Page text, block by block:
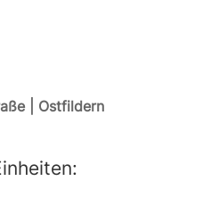
| Ostfildern